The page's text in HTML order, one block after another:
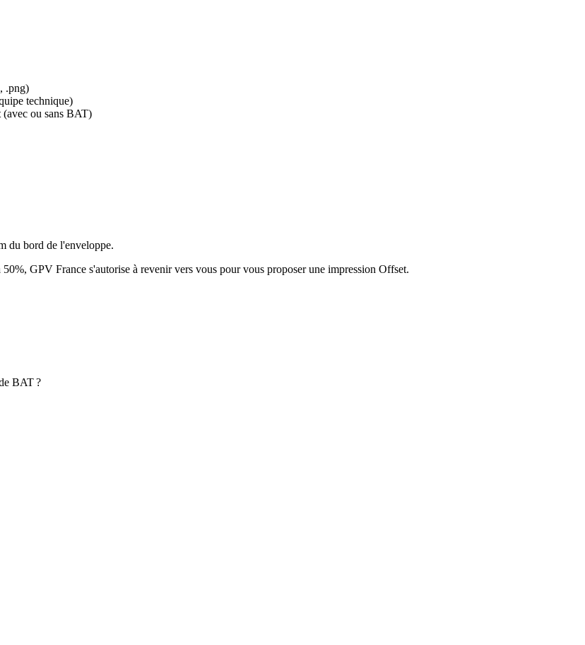
.png)
technique)
(avec ou sans BAT)
du bord de l'enveloppe.
GPV France s'autorise à revenir vers vous pour vous proposer une impression Offset.
BAT ?